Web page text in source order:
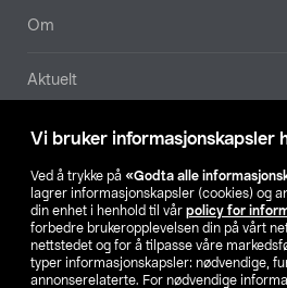
Vi bruker informasjonskapsler
Ved å trykke på «Godta alle
lagrer informasjonskapsler (cookies) og
din enhet i henhold til vår policy for
forbedre brukeropplevelsen din på vårt
nettstedet og for å tilpasse våre
typer informasjonskapsler: nødvendige,
annonserelaterte. For nødvendige
Om
Aktuelt
Våre selskaper
Finn din
SE NO FI